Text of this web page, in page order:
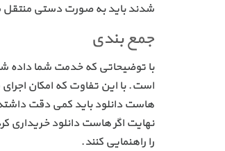
شدند باید به صورت دستی منتقل
جمع بندی
با توضیحاتی که خدمت شما داده
است. با این تفاوت که امکان اجرای
نهایت اگر هاست دانلود خریداری
را راهنمایی کنند.